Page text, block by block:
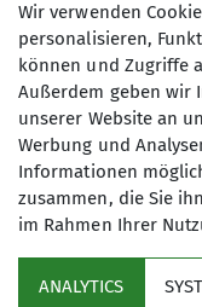
Anmeldung
Anmeldung bei
unter 09568/
Anmeldung bis
06.02.2026
Wir verwenden
personalisieren,
können und Zugriffe
Außerdem geben wir
unserer Website an
Werbung und
Informationen
zusammen, die Sie
im Rahmen Ihrer
ANALYTICS